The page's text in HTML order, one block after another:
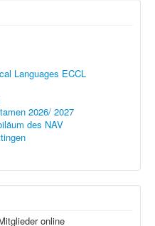
Languages ECCL
2026/ 2027
des NAV
online